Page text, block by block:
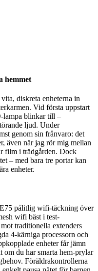
hemmet
diskreta enheterna in
Vid första uppstart
lampa blinkar till –
ljud. Under
genom sin frånvaro: det
även när jag rör mig mellan
film i trädgården. Dock
– med bara tre portar kan
enheter.
pålitlig wifi-täckning över
wifi bäst i test-
traditionella extenders
4-kärniga processorn och
enheter får jämn
om du har smarta hem-prylar
Föräldrakontrollerna